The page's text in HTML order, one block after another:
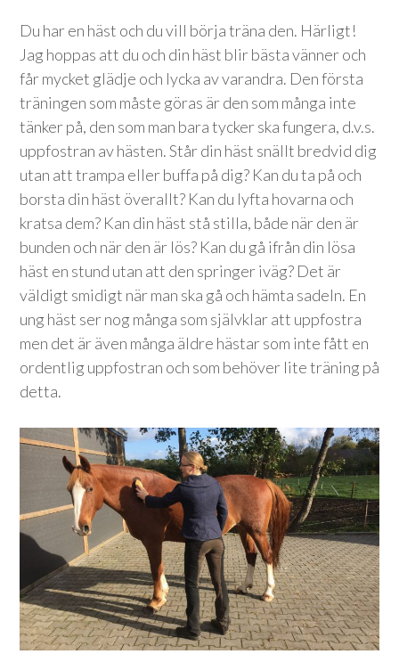
Du har en häst och du vill börja träna den. Härligt!
Jag hoppas att du och din häst blir bästa vänner och
får mycket glädje och lycka av varandra. Den första
träningen som måste göras är den som många inte
tänker på, den som man bara tycker ska fungera, d.v.s.
uppfostran av hästen. Står din häst snällt bredvid dig
utan att trampa eller buffa på dig? Kan du ta på och
borsta din häst överallt? Kan du lyfta hovarna och
kratsa dem? Kan din häst stå stilla, både när den är
bunden och när den är lös? Kan du gå ifrån din lösa
häst en stund utan att den springer iväg? Det är
väldigt smidigt när man ska gå och hämta sadeln. En
ung häst ser nog många som självklar att uppfostra
men det är även många äldre hästar som inte fått en
ordentlig uppfostran och som behöver lite träning på
detta.